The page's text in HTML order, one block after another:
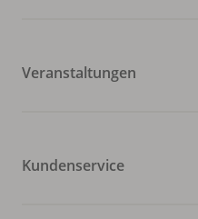
Veranstaltungen
Kundenservice